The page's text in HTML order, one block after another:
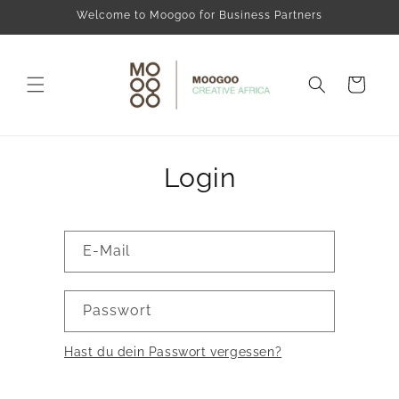
Inhalt
Welcome to Moogoo for Business Partners
Warenkorb
Login
E-Mail
Passwort
Hast du dein Passwort vergessen?